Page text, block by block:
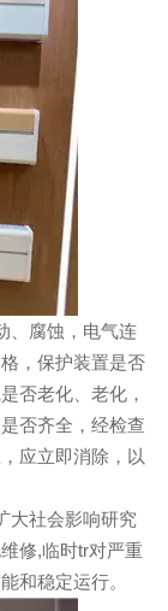
、腐蚀，电气连
，保护装置是否
否老化、老化，
否齐全，经检查
应立即消除，以
大社会影响研究
修,临时tr对严重
和稳定运行。